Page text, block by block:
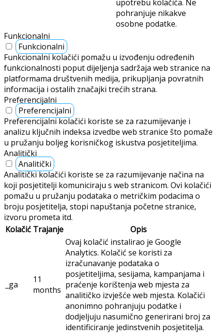
upotrebu kolačića. Ne
pohranjuje nikakve
osobne podatke.
Funkcionalni
Funkcionalni
Funkcionalni kolačići pomažu u izvođenju određenih
funkcionalnosti poput dijeljenja sadržaja web stranice na
platformama društvenih medija, prikupljanja povratnih
informacija i ostalih značajki trećih strana.
Preferencijalni
Preferencijalni
Preferencijalni kolačići koriste se za razumijevanje i
analizu ključnih indeksa izvedbe web stranice što pomaže
u pružanju boljeg korisničkog iskustva posjetiteljima.
Analitički
Analitički
Analitički kolačići koriste se za razumijevanje načina na
koji posjetitelji komuniciraju s web stranicom. Ovi kolačići
pomažu u pružanju podataka o metričkim podacima o
broju posjetitelja, stopi napuštanja početne stranice,
izvoru prometa itd.
Kolačić Trajanje Opis
_ga
11
months
Ovaj kolačić instalirao je Google
Analytics. Kolačić se koristi za
izračunavanje podataka o
posjetiteljima, sesijama, kampanjama i
praćenje korištenja web mjesta za
analitičko izvješće web mjesta. Kolačići
anonimno pohranjuju podatke i
dodjeljuju nasumično generirani broj za
identificiranje jedinstvenih posjetitelja.